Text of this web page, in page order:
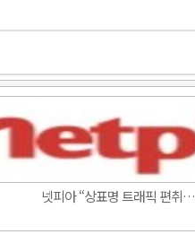
넷피아 “상표명 트래픽 편취…